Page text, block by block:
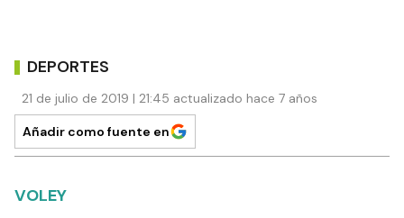
DEPORTES
21 de julio de 2019 | 21:45 actualizado hace 7 años
Añadir como fuente en
VOLEY